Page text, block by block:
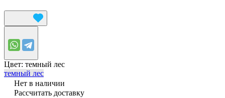
Цвет: темный лес
темный лес
Нет в наличии
Рассчитать доставку